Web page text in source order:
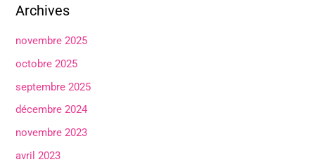
Archives
novembre 2025
octobre 2025
septembre 2025
décembre 2024
novembre 2023
avril 2023